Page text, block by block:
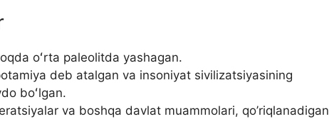
oʻrta paleolitda yashagan.
deb atalgan va insoniyat sivilizatsiyasining
boʻlgan.
va boshqa davlat muammolari, qo’riqlanadigan